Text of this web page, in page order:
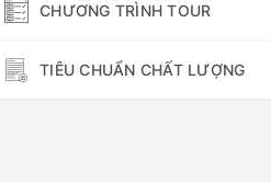
CHƯƠNG TRÌNH TOUR
TIÊU CHUẨN CHẤT LƯỢNG